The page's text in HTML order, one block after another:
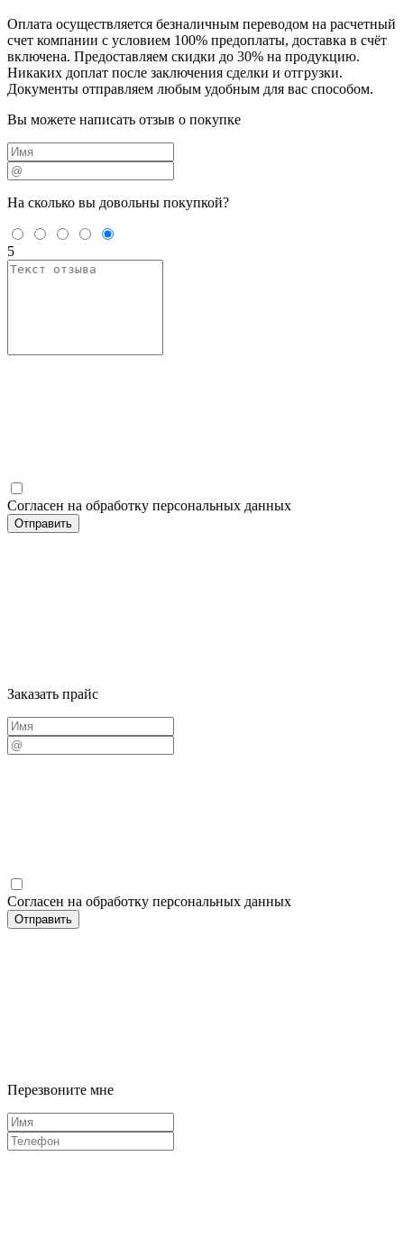
Оплата осуществляется безналичным переводом на расчетный
счет компании с условием 100% предоплаты, доставка в счёт
включена. Предоставляем скидки до 30% на продукцию.
Никаких доплат после заключения сделки и отгрузки.
Документы отправляем любым удобным для вас способом.
Вы можете написать отзыв о покупке
На сколько вы довольны покупкой?
5
Согласен на обработку персональных данных
Заказать прайс
Согласен на обработку персональных данных
Отправить
Перезвоните мне